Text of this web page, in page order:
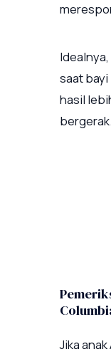
saat bayi
hasil
bergerak.
Jika